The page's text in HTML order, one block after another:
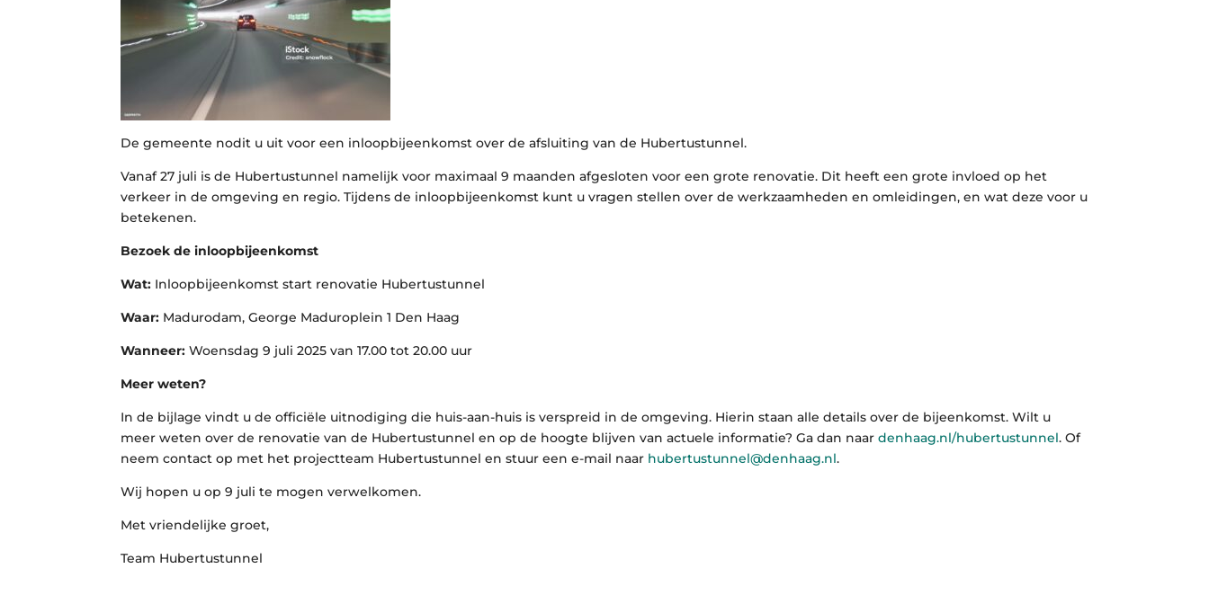
De gemeente nodit u uit voor een inloopbijeenkomst over de afsluiting van de Hubertustunnel.
Vanaf 27 juli is de Hubertustunnel namelijk voor maximaal 9 maanden afgesloten voor een grote renovatie. Dit heeft een grote invloed op het
verkeer in de omgeving en regio. Tijdens de inloopbijeenkomst kunt u vragen stellen over de werkzaamheden en omleidingen, en wat deze voor u
betekenen.
Bezoek de inloopbijeenkomst
Wat: Inloopbijeenkomst start renovatie Hubertustunnel
Waar: Madurodam, George Maduroplein 1 Den Haag
Wanneer: Woensdag 9 juli 2025 van 17.00 tot 20.00 uur
Meer weten?
In de bijlage vindt u de officiële uitnodiging die huis-aan-huis is verspreid in de omgeving. Hierin staan alle details over de bijeenkomst. Wilt u
meer weten over de renovatie van de Hubertustunnel en op de hoogte blijven van actuele informatie? Ga dan naardenhaag.nl/hubertustunnel. Of
neem contact op met het projectteam Hubertustunnel en stuur een e-mail naar hubertustunnel@denhaag.nl.
Wij hopen u op 9 juli te mogen verwelkomen.
Met vriendelijke groet,
Team Hubertustunnel